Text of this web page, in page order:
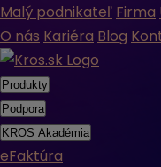
Malý podnikateľ Firma
O nás Kariéra Blog
Produkty
Podpora
KROS Akadémia
eFaktúra